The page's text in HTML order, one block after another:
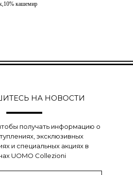
кашемир
НА НОВОСТИ
получать информацию о
эксклюзивных
и специальных акциях в
UOMO Collezioni